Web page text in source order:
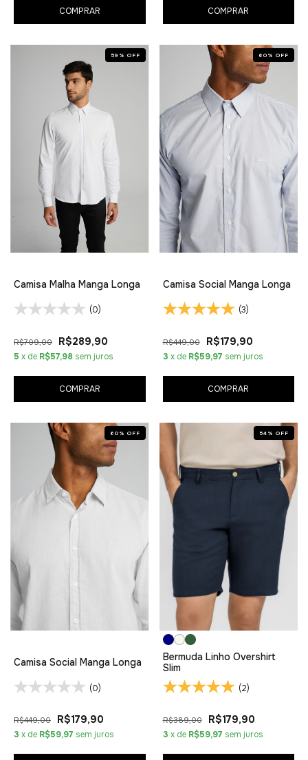
COMPRAR COMPRAR
59 % OFF
Camisa Malha Manga Longa
(0)
R$709,00 R$289,90
5 x de R$57,98 sem juros
COMPRAR
60 % OFF
Camisa Social Manga Longa
(3)
R$449,00 R$179,90
3 x de R$59,97 sem juros
COMPRAR
60 % OFF
Camisa Social Manga Longa
(0)
R$449,00 R$179,90
3 x de R$59,97 sem juros
54 % OFF
Bermuda Linho Overshirt
Slim
(2)
R$389,00 R$179,90
3 x de R$59,97 sem juros